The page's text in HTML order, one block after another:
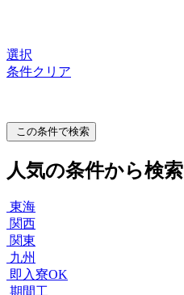
選択
条件クリア
この条件で検索
人気の条件から検索
東海
関西
関東
九州
即入寮OK
期間工